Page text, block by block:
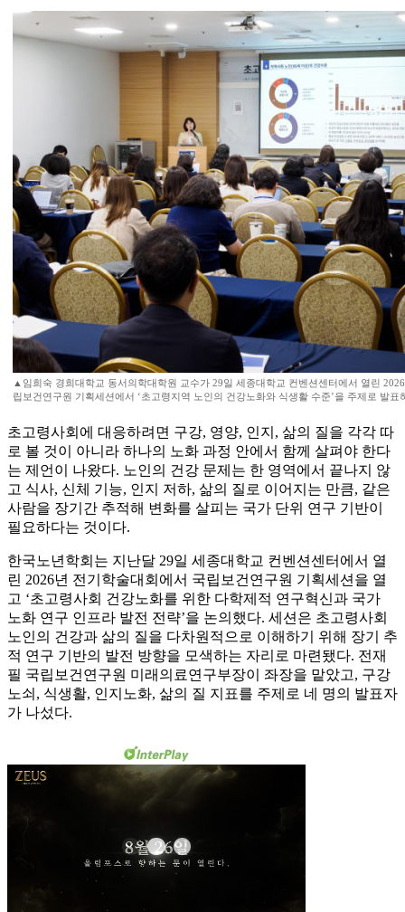
▲임희숙 경희대학교 동서의학대학원 교수가 29일 세종대학교 컨벤션센터에서 열린
립보건연구원 기획세션에서 ‘초고령지역 노인의 건강노화와 식생활 수준’을 주제로 발표
초고령사회에 대응하려면 구강, 영양, 인지, 삶의 질을 각각 따
로 볼 것이 아니라 하나의 노화 과정 안에서 함께 살펴야 한다
는 제언이 나왔다. 노인의 건강 문제는 한 영역에서 끝나지 않
고 식사, 신체 기능, 인지 저하, 삶의 질로 이어지는 만큼, 같은
사람을 장기간 추적해 변화를 살피는 국가 단위 연구 기반이
필요하다는 것이다.
한국노년학회는 지난달 29일 세종대학교 컨벤션센터에서 열
린 2026년 전기학술대회에서 국립보건연구원 기획세션을 열
고 ‘초고령사회 건강노화를 위한 다학제적 연구혁신과 국가
노화 연구 인프라 발전 전략’을 논의했다. 세션은 초고령사회
노인의 건강과 삶의 질을 다차원적으로 이해하기 위해 장기 추
적 연구 기반의 발전 방향을 모색하는 자리로 마련됐다. 전재
필 국립보건연구원 미래의료연구부장이 좌장을 맡았고, 구강
노쇠, 식생활, 인지노화, 삶의 질 지표를 주제로 네 명의 발표자
가 나섰다.